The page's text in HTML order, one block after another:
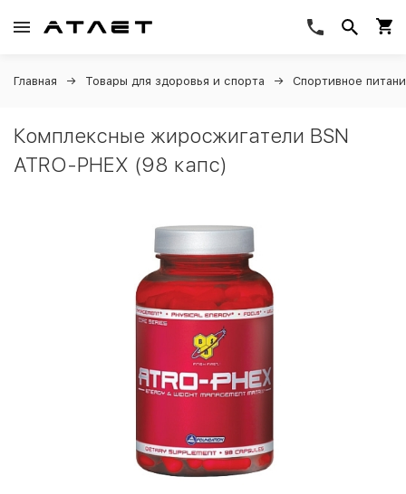
Главная Товары для здоровья и спорта Спортивное
Комплексные жиросжигатели BSN
ATRO-PHEX (98 капс)